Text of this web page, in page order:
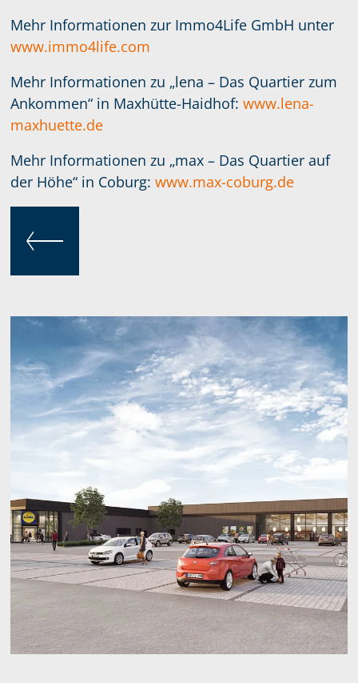
Mehr Informationen zur Immo4Life GmbH unter
www.immo4life.com
Mehr Informationen zu „lena – Das Quartier zum
Ankommen“ in Maxhütte-Haidhof: www.lena-
maxhuette.de
Mehr Informationen zu „max – Das Quartier auf
der Höhe“ in Coburg: www.max-coburg.de
ZURÜCK